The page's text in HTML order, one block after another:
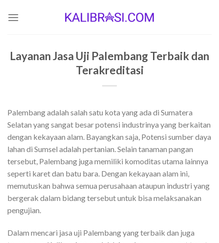
Layanan Jasa Uji Palembang Terbaik dan
Terakreditasi
Palembang adalah salah satu kota yang ada di Sumatera
Selatan yang sangat besar potensi industrinya yang berkaitan
dengan kekayaan alam. Bayangkan saja, Potensi sumber daya
lahan di Sumsel adalah pertanian. Selain tanaman pangan
tersebut, Palembang juga memiliki komoditas utama lainnya
seperti karet dan batu bara. Dengan kekayaan alam ini,
memutuskan bahwa semua perusahaan ataupun industri yang
bergerak dalam bidang tersebut untuk bisa melaksanakan
pengujian.
Dalam mencari jasa uji Palembang yang terbaik dan juga